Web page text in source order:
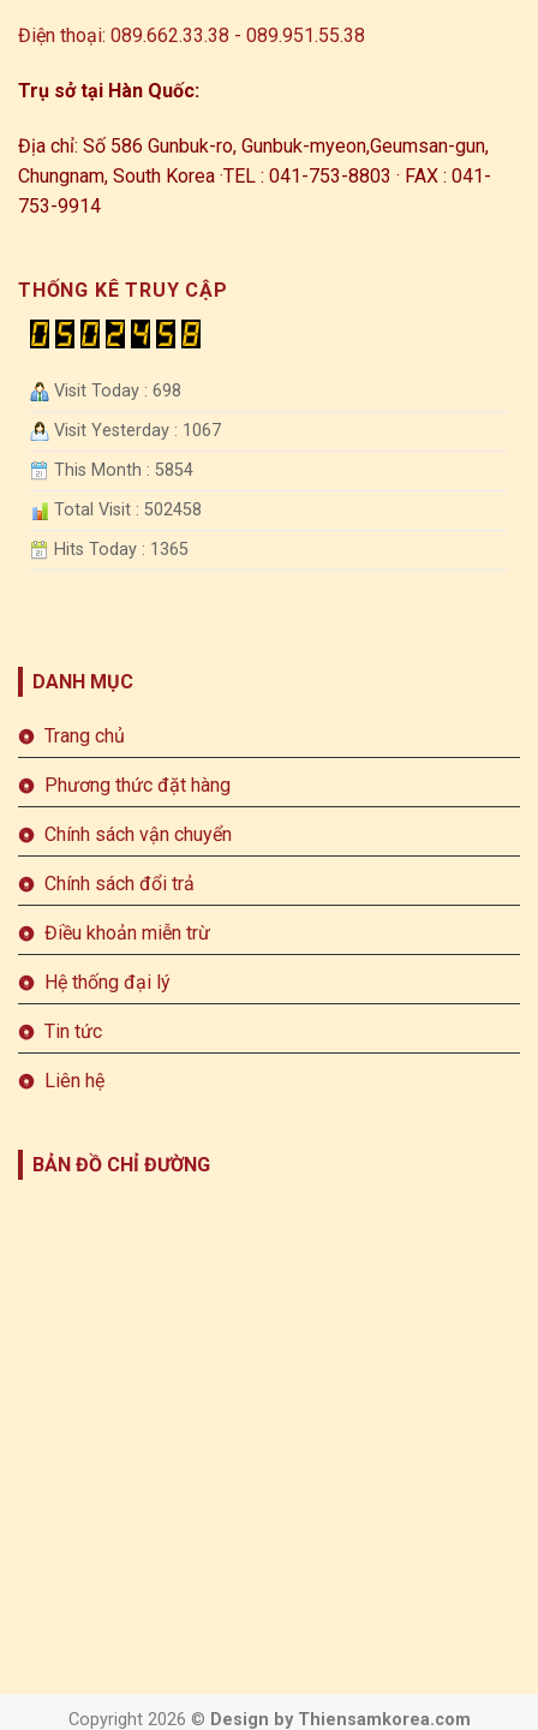
Điện thoại: 089.662.33.38 - 089.951.55.38
Trụ sở tại Hàn Quốc:
Địa chỉ: Số 586 Gunbuk-ro, Gunbuk-myeon,Geumsan-gun,
Chungnam, South Korea ·TEL : 041-753-8803 · FAX : 041-
753-9914
THỐNG KÊ TRUY CẬP
Visit Today : 698
Visit Yesterday : 1067
This Month : 5854
Total Visit : 502458
Hits Today : 1365
DANH MỤC
Trang chủ
Phương thức đặt hàng
Chính sách vận chuyển
Chính sách đổi trả
Điều khoản miễn trừ
Hệ thống đại lý
Tin tức
Liên hệ
BẢN ĐỒ CHỈ ĐƯỜNG
Copyright 2026 © Design by Thiensamkorea.com